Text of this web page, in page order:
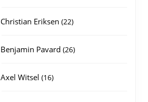
Christian Eriksen 2222
Benjamin Pavard 2626
Axel Witsel 1616